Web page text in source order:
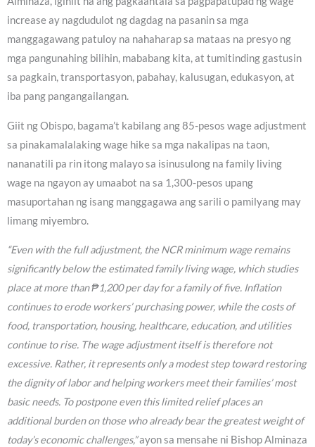
increase ay nagdudulot ng dagdag na pasanin sa mga
manggagawang patuloy na nahaharap sa mataas na presyo ng
mga pangunahing bilihin, mababang kita, at tumitinding gastusin
sa pagkain, transportasyon, pabahay, kalusugan, edukasyon, at
iba pang pangangailangan.
Giit ng Obispo, bagama’t kabilang ang 85-pesos wage adjustment
sa pinakamalalaking wage hike sa mga nakalipas na taon,
nananatili pa rin itong malayo sa isinusulong na family living
wage na ngayon ay umaabot na sa 1,300-pesos upang
masuportahan ng isang manggagawa ang sarili o pamilyang may
limang miyembro.
“Even with the full adjustment, the NCR minimum wage remains
significantly below the estimated family living wage, which studies
place at more than ₱1,200 per day for a family of five. Inflation
continues to erode workers’ purchasing power, while the costs of
food, transportation, housing, healthcare, education, and utilities
continue to rise. The wage adjustment itself is therefore not
excessive. Rather, it represents only a modest step toward restoring
the dignity of labor and helping workers meet their families’ most
basic needs. To postpone even this limited relief places an
additional burden on those who already bear the greatest weight of
today’s economic challenges,”ayon sa mensahe ni Bishop Alminaza